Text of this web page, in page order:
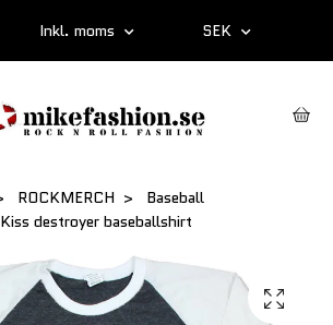
Inkl. moms SEK
ROCKMERCH
Baseball
Kiss destroyer baseballshirt